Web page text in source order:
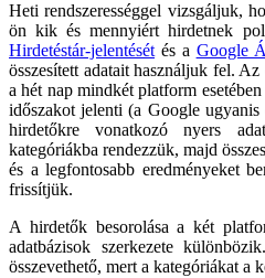
Heti rendszerességgel vizsgáljuk,
ön kik és mennyiért hirdetnek
Hirdetéstár-jelentését és a Google
összesített adatait használjuk fel. Az
a hét nap mindkét platform
időszakot jelenti (a Google
hirdetőkre vonatkozó nyers
kategóriákba rendezzük, majd
és a legfontosabb eredményeket
frissítjük.
A hirdetők besorolása a két
adatbázisok szerkezete
összevethető, mert a kategóriákat a